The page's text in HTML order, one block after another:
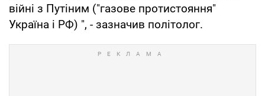
війні з Путіним ("газове протистояння"
Україна і РФ) ", - зазначив політолог.